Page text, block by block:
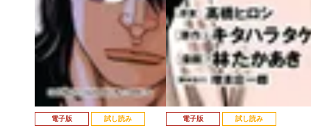
電子版 試し読み 電子版 試し読み